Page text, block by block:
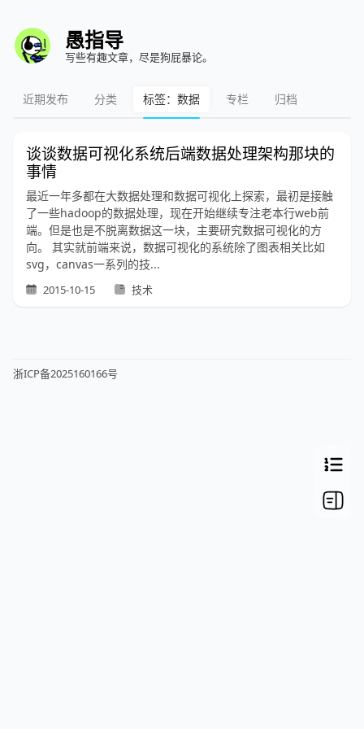
愚指导
写些有趣文章，尽是狗屁暴论。
近期发布 分类 标签：数据 专栏 归档
谈谈数据可视化系统后端数据处理架构那块的
事情
最近一年多都在大数据处理和数据可视化上探索，最初是接触
了一些hadoop的数据处理，现在开始继续专注老本行web前
端。但是也是不脱离数据这一块，主要研究数据可视化的方
向。 其实就前端来说，数据可视化的系统除了图表相关比如
svg，canvas一系列的技...
2015-10-15 技术
浙ICP备2025160166号